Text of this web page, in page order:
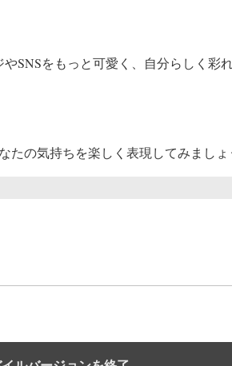
SNSをもっと可愛く、自分らしく彩
たの気持ちを楽しく表現してみまし